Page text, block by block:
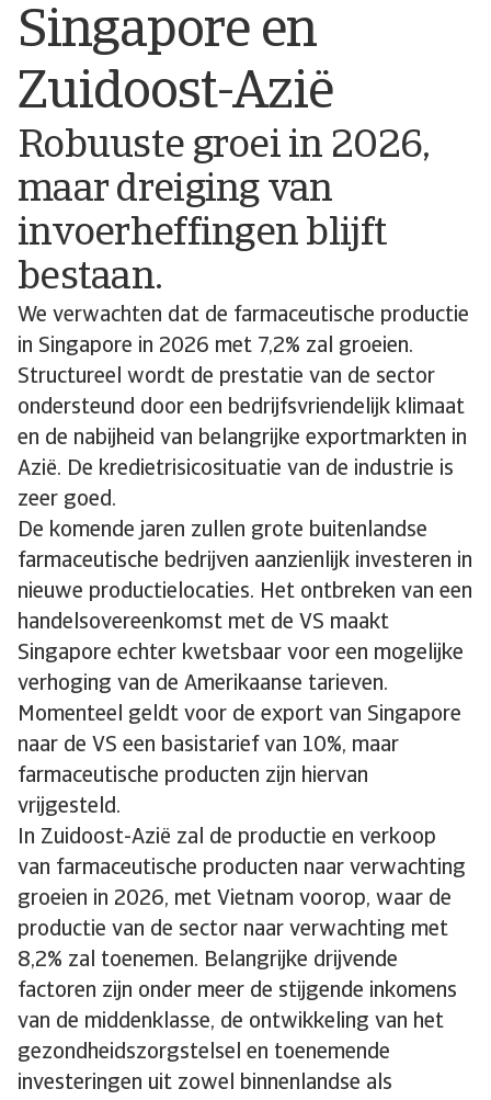
Singapore en
Zuidoost-Azië
Robuuste groei in 2026,
maar dreiging van
invoerheffingen blijft
bestaan.
We verwachten dat de farmaceutische productie
in Singapore in 2026 met 7,2% zal groeien.
Structureel wordt de prestatie van de sector
ondersteund door een bedrijfsvriendelijk klimaat
en de nabijheid van belangrijke exportmarkten in
Azië. De kredietrisicosituatie van de industrie is
zeer goed.
De komende jaren zullen grote buitenlandse
farmaceutische bedrijven aanzienlijk investeren in
nieuwe productielocaties. Het ontbreken van een
handelsovereenkomst met de VS maakt
Singapore echter kwetsbaar voor een mogelijke
verhoging van de Amerikaanse tarieven.
Momenteel geldt voor de export van Singapore
naar de VS een basistarief van 10%, maar
farmaceutische producten zijn hiervan
vrijgesteld.
In Zuidoost-Azië zal de productie en verkoop
van farmaceutische producten naar verwachting
groeien in 2026, met Vietnam voorop, waar de
productie van de sector naar verwachting met
8,2% zal toenemen. Belangrijke drijvende
factoren zijn onder meer de stijgende inkomens
van de middenklasse, de ontwikkeling van het
gezondheidszorgstelsel en toenemende
investeringen uit zowel binnenlandse als